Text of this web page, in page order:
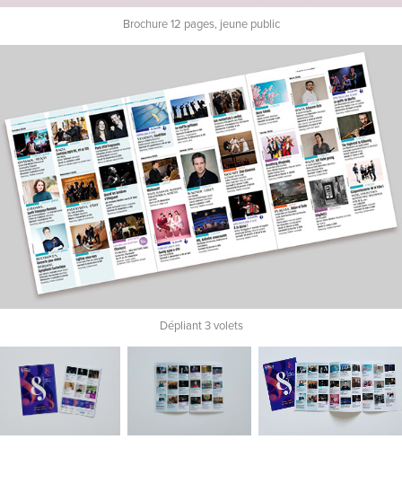
Brochure 12 pages, jeune public
Dépliant 3 volets